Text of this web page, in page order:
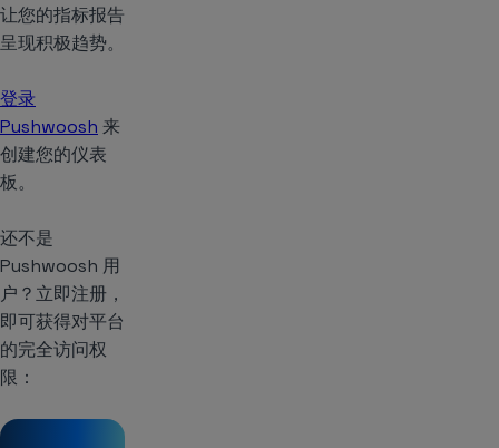
让您的指标报告
呈现积极趋势。
登录
Pushwoosh 来
创建您的仪表
板。
还不是
Pushwoosh 用
户？立即注册，
即可获得对平台
的完全访问权
限：